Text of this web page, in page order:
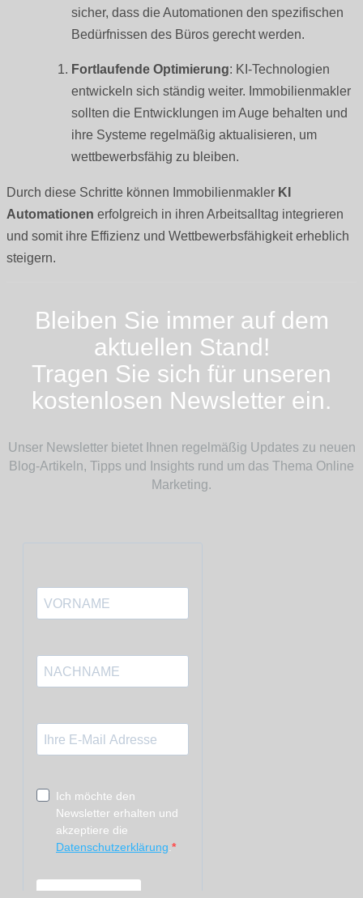
sicher, dass die Automationen den spezifischen
Bedürfnissen des Büros gerecht werden.
Fortlaufende Optimierung: KI-Technologien
entwickeln sich ständig weiter. Immobilienmakler
sollten die Entwicklungen im Auge behalten und
ihre Systeme regelmäßig aktualisieren, um
wettbewerbsfähig zu bleiben.
Durch diese Schritte können Immobilienmakler KI
Automationen erfolgreich in ihren Arbeitsalltag integrieren
und somit ihre Effizienz und Wettbewerbsfähigkeit erheblich
steigern.
Bleiben Sie immer auf dem
aktuellen Stand!
Tragen Sie sich für unseren
kostenlosen Newsletter ein.
Unser Newsletter bietet Ihnen regelmäßig Updates zu neuen
Blog-Artikeln, Tipps und Insights rund um das Thema Online
Marketing.